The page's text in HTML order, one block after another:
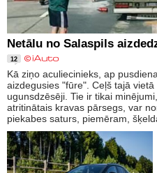
Netālu no Salaspils
12
Kā ziņo aculiecinieks, ap
aizdegusies "fūre". Ceļš tajā
ugunsdzēsēji. Tie ir tikai
atritinātais kravas pārsegs, var
piekabes saturs, piemēram,